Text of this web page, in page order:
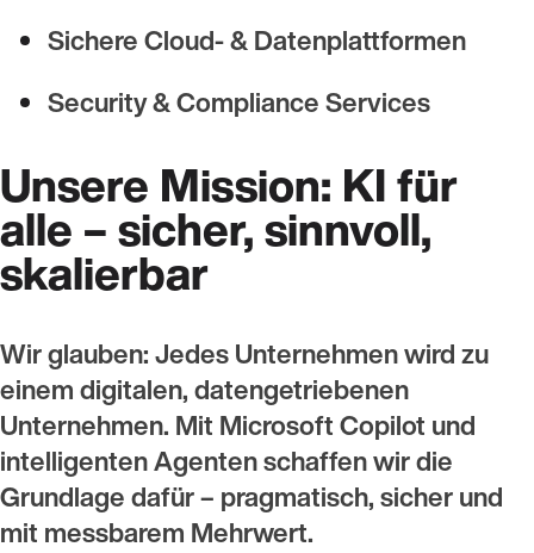
Sichere Cloud- & Datenplattformen
Security & Compliance Services
Unsere Mission: KI für
alle – sicher, sinnvoll,
skalierbar
Wir glauben: Jedes Unternehmen wird zu
einem digitalen, datengetriebenen
Unternehmen. Mit Microsoft Copilot und
intelligenten Agenten schaffen wir die
Grundlage dafür – pragmatisch, sicher und
mit messbarem Mehrwert.